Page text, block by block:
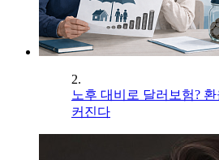
2.
노후 대비로 달러보험?
커진다